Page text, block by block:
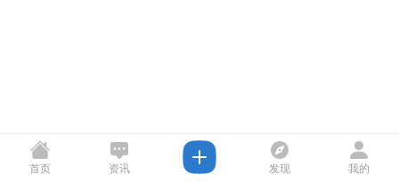
首页 资讯 发现 我的